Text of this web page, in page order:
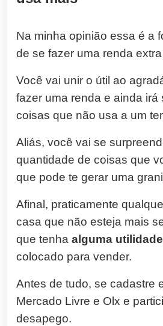
Na minha opinião essa é a
de se fazer uma renda
Você vai unir o útil ao
fazer uma renda e ainda irá
coisas que não usa a um
Aliás, você vai se
quantidade de coisas que
que pode te gerar uma
Afinal, praticamente
casa que não esteja mais
que tenha alguma utilidade
colocado para vender.
Antes de tudo, se cadastre
Mercado Livre e Olx e
desapego.